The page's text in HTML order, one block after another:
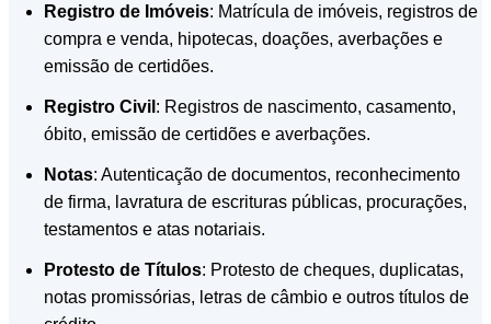
Registro de Imóveis: Matrícula de imóveis, registros de
compra e venda, hipotecas, doações, averbações e
emissão de certidões.
Registro Civil : Registros de nascimento, casamento,
óbito, emissão de certidões e averbações.
Notas: Autenticação de documentos, reconhecimento
de firma, lavratura de escrituras públicas, procurações,
testamentos e atas notariais.
Protesto de Títulos: Protesto de cheques, duplicatas,
notas promissórias, letras de câmbio e outros títulos de